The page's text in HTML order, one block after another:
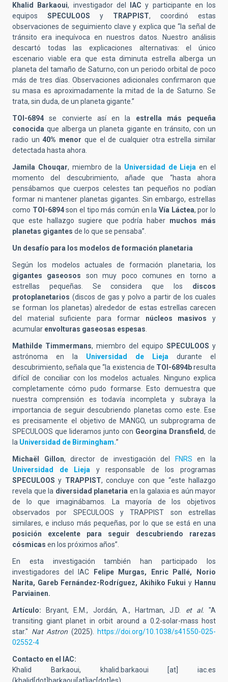
Khalid Barkaoui, investigador del IACy participante en los
equipos SPECULOOS y TRAPPIST, coordinó estas
observaciones de seguimiento clave y explica que “la señal de
tránsito era inequívoca en nuestros datos. Nuestro análisis
descartó todas las explicaciones alternativas: el único
escenario viable era que esta diminuta estrella alberga un
planeta del tamaño de Saturno, con un periodo orbital de poco
más de tres días. Observaciones adicionales confirmaron que
su masa es aproximadamente la mitad de la de Saturno. Se
trata, sin duda, de un planeta gigante.”
TOI-6894 se convierte así en la estrella más pequeña
conocidaque alberga un planeta gigante en tránsito, con un
radio un40% menor que el de cualquier otra estrella similar
detectada hasta ahora.
Jamila Chouqar, miembro de la Universidad de Lieja en el
momento del descubrimiento, añade que “hasta ahora
pensábamos que cuerpos celestes tan pequeños no podían
formar ni mantener planetas gigantes. Sin embargo, estrellas
como TOI-6894son el tipo más común en la Vía Láctea, por lo
que este hallazgo sugiere que podría haber muchos más
planetas gigantes de lo que se pensaba”.
Un desafío para los modelos de formación planetaria
Según los modelos actuales de formación planetaria, los
gigantes gaseosos son muy poco comunes en torno a
estrellas pequeñas. Se considera que los discos
protoplanetarios (discos de gas y polvo a partir de los cuales
se forman los planetas) alrededor de estas estrellas carecen
del material suficiente para formar núcleos masivosy
acumular envolturas gaseosas espesas
Mathilde Timmermans, miembro del equipo SPECULOOS y
astrónoma en la Universidad de Lieja
durante el
descubrimiento, señala que “la existencia de TOI-6894bresulta
difícil de conciliar con los modelos actuales. Ninguno explica
completamente cómo pudo formarse. Esto demuestra que
nuestra comprensión es todavía incompleta y subraya la
importancia de seguir descubriendo planetas como este. Ese
es precisamente el objetivo de MANGO, un subprograma de
SPECULOOS que lideramos junto con Georgina Dransfield, de
la Universidad de Birmingham.”
Michaël Gillon, director de investigación del FNRS en la
Universidad de Lieja y responsable de los programas
SPECULOOSy TRAPPIST, concluye con que “este hallazgo
revela que la diversidad planetaria en la galaxia es aún mayor
de lo que imaginábamos. La mayoría de los objetivos
observados por SPECULOOS y TRAPPIST son estrellas
similares, e incluso más pequeñas, por lo que se está en una
posición excelente para seguir descubriendo rarezas
cósmicas en los próximos años”.
En esta investigación también han participado los
investigadores del IAC Felipe Murgas, Enric Pallé, Norio
Narita, Gareb Fernández-Rodríguez, Akihiko Fukuiy Hannu
Parviainen.
Artículo:Bryant, E.M., Jordán, A., Hartman, J.D. et al. "A
transiting giant planet in orbit around a 0.2-solar-mass host
star." Nat Astron (2025). https://doi.org/10.1038/s41550-025-
02552-4
Contacto en el IAC:
Khalid Barkaoui, khalid.barkaoui [at] iac.es
(khalid[dot]barkaoui[at]iac[dot]es)